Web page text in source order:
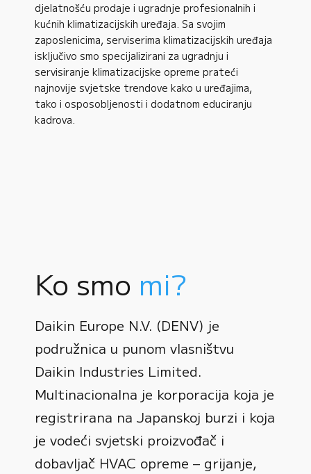
djelatnošću prodaje i ugradnje profesionalnih i
kućnih klimatizacijskih uređaja. Sa svojim
zaposlenicima, serviserima klimatizacijskih uređaja
isključivo smo specijalizirani za ugradnju i
servisiranje klimatizacijske opreme prateći
najnovije svjetske trendove kako u uređajima,
tako i osposobljenosti i dodatnom educiranju
kadrova.
Ko smo mi?
Daikin Europe N.V. (DENV) je
podružnica u punom vlasništvu
Daikin Industries Limited.
Multinacionalna je korporacija koja je
registrirana na Japanskoj burzi i koja
je vodeći svjetski proizvođač i
dobavljač HVAC opreme – grijanje,
0